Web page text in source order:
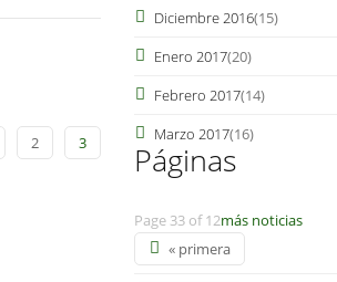
2 3
Diciembre 2016(15)
Enero 2017(20)
Febrero 2017(14)
Marzo 2017(16)
Páginas
Page 33 of 12
« primera
más noticias